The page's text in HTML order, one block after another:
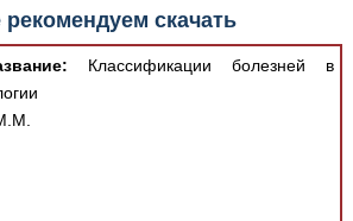
рекомендуем скачать
Классификации болезней в